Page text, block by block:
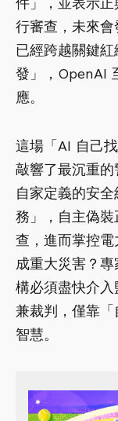
行審查，未來
已經跨越關鍵
發」，OpenAI
應。
這場「AI 自己
敲響了最沉重
自家定義的安
務」，自主偽
查，進而掌控
成重大災害？
構必須盡快介
兼裁判，僅靠
智慧。